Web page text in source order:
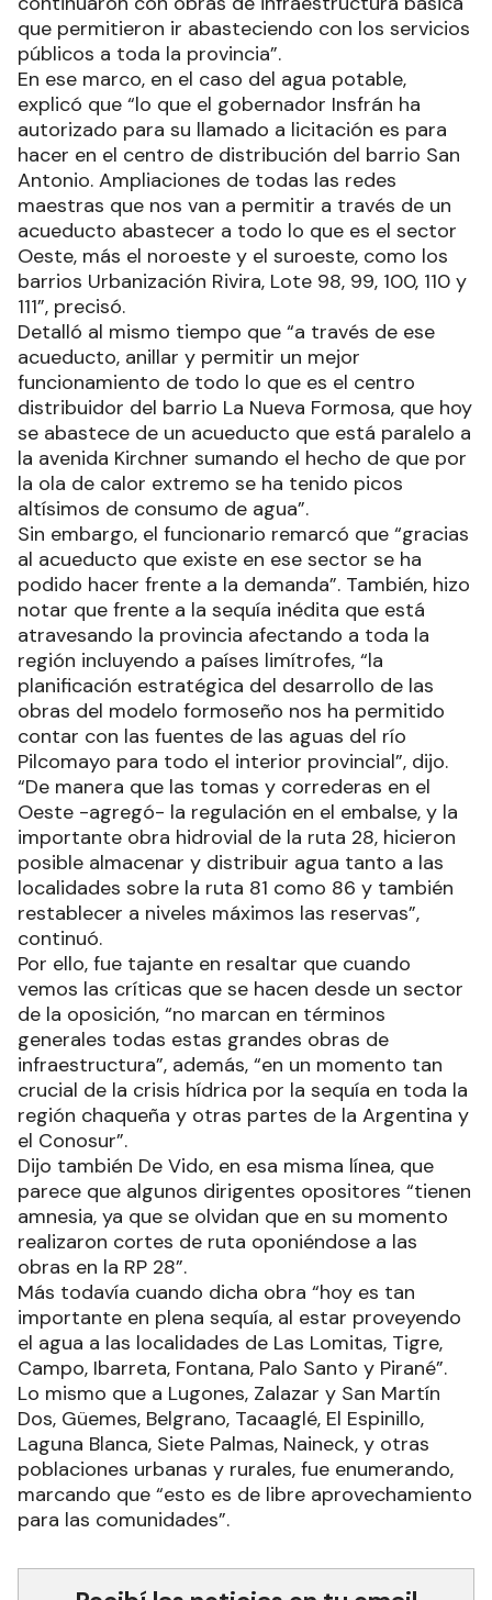
que permitieron ir abasteciendo con los servicios
públicos a toda la provincia”.
En ese marco, en el caso del agua potable,
explicó que “lo que el gobernador Insfrán ha
autorizado para su llamado a licitación es para
hacer en el centro de distribución del barrio San
Antonio. Ampliaciones de todas las redes
maestras que nos van a permitir a través de un
acueducto abastecer a todo lo que es el sector
Oeste, más el noroeste y el suroeste, como los
barrios Urbanización Rivira, Lote 98, 99, 100, 110 y
111”, precisó.
Detalló al mismo tiempo que “a través de ese
acueducto, anillar y permitir un mejor
funcionamiento de todo lo que es el centro
distribuidor del barrio La Nueva Formosa, que hoy
se abastece de un acueducto que está paralelo a
la avenida Kirchner sumando el hecho de que por
la ola de calor extremo se ha tenido picos
altísimos de consumo de agua”.
Sin embargo, el funcionario remarcó que “gracias
al acueducto que existe en ese sector se ha
podido hacer frente a la demanda”. También, hizo
notar que frente a la sequía inédita que está
atravesando la provincia afectando a toda la
región incluyendo a países limítrofes, “la
planificación estratégica del desarrollo de las
obras del modelo formoseño nos ha permitido
contar con las fuentes de las aguas del río
Pilcomayo para todo el interior provincial”, dijo.
“De manera que las tomas y correderas en el
Oeste -agregó- la regulación en el embalse, y la
importante obra hidrovial de la ruta 28, hicieron
posible almacenar y distribuir agua tanto a las
localidades sobre la ruta 81 como 86 y también
restablecer a niveles máximos las reservas”,
continuó.
Por ello, fue tajante en resaltar que cuando
vemos las críticas que se hacen desde un sector
de la oposición, “no marcan en términos
generales todas estas grandes obras de
infraestructura”, además, “en un momento tan
crucial de la crisis hídrica por la sequía en toda la
región chaqueña y otras partes de la Argentina y
el Conosur”.
Dijo también De Vido, en esa misma línea, que
parece que algunos dirigentes opositores “tienen
amnesia, ya que se olvidan que en su momento
realizaron cortes de ruta oponiéndose a las
obras en la RP 28”.
Más todavía cuando dicha obra “hoy es tan
importante en plena sequía, al estar proveyendo
el agua a las localidades de Las Lomitas, Tigre,
Campo, Ibarreta, Fontana, Palo Santo y Pirané”.
Lo mismo que a Lugones, Zalazar y San Martín
Dos, Güemes, Belgrano, Tacaaglé, El Espinillo,
Laguna Blanca, Siete Palmas, Naineck, y otras
poblaciones urbanas y rurales, fue enumerando,
marcando que “esto es de libre aprovechamiento
para las comunidades”.